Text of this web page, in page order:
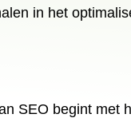
in het
SEO begint met